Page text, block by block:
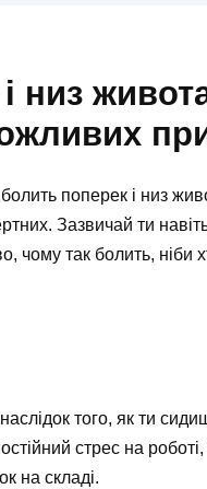
низ
поперек і низ
Зазвичай ти
чому так болить, ніби
того, як ти
стрес на
на складі.